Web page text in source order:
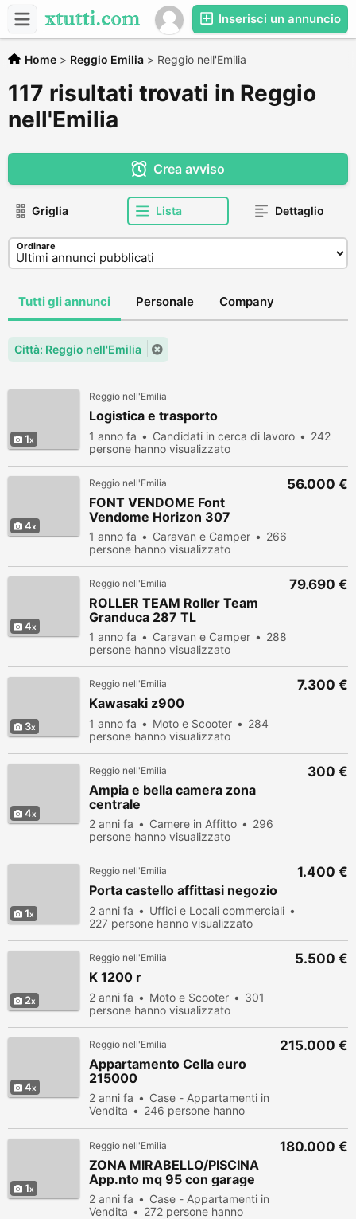
Inserisci un annuncio
Home > Reggio Emilia > Reggio nell'Emilia
117 risultati trovati in Reggio
nell'Emilia
Crea avviso
Griglia Lista Dettaglio
Ordinare
Tutti gli annunci Personale Company
Città: Reggio nell'Emilia
1
Reggio nell'Emilia
Logistica e trasporto
1 anno fa Candidati in cerca di lavoro
242
persone hanno visualizzato
4
Reggio nell'Emilia
FONT VENDOME Font
Vendome Horizon 307
1 anno fa Caravan e Camper
266
persone hanno visualizzato
56.000 €
4
Reggio nell'Emilia
ROLLER TEAM Roller Team
Granduca 287 TL
1 anno fa Caravan e Camper
288
persone hanno visualizzato
79.690 €
3
Reggio nell'Emilia
Kawasaki z900
1 anno fa Moto e Scooter
284
persone hanno visualizzato
7.300 €
4
Reggio nell'Emilia
Ampia e bella camera zona
centrale
2 anni fa Camere in Affitto
296
persone hanno visualizzato
300 €
1
Reggio nell'Emilia
Porta castello affittasi negozio
2 anni fa
Uffici e Locali commerciali
227 persone hanno visualizzato
1.400 €
2
Reggio nell'Emilia
K 1200 r
2 anni fa Moto e Scooter
301
persone hanno visualizzato
5.500 €
4
Reggio nell'Emilia
Appartamento Cella euro
215000
2 anni fa
Case - Appartamenti in
Vendita
246 persone hanno
215.000 €
1
Reggio nell'Emilia
ZONA MIRABELLO/PISCINA
App.nto mq 95 con garage
2 anni fa
Case - Appartamenti in
Vendita
272 persone hanno
180.000 €